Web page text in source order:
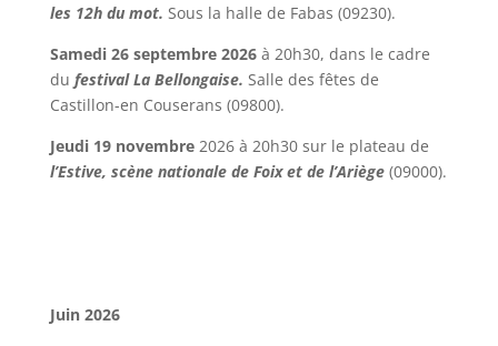
les 12h du mot. Sous la halle de Fabas (09230).
Samedi 26 septembre 2026à 20h30, dans le cadre
du festival La Bellongaise. Salle des fêtes de
Castillon-en Couserans (09800).
Jeudi 19 novembre2026 à 20h30 sur le plateau de
l’Estive, scène nationale de Foix et de l’Ariège (09000).
Juin 2026